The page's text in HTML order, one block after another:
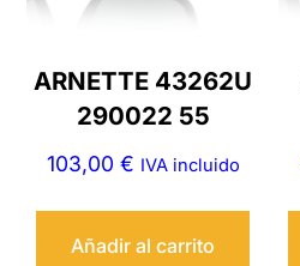
ARNETTE 43262U
290022 55
103,00 € IVA incluido
Añadir al carrito